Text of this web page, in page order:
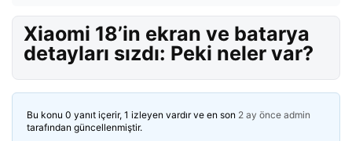
Xiaomi 18’in ekran ve batarya
detayları sızdı: Peki neler var?
Bu konu 0 yanıt içerir, 1 izleyen vardır ve en son 2 ay önce admin
tarafından güncellenmiştir.